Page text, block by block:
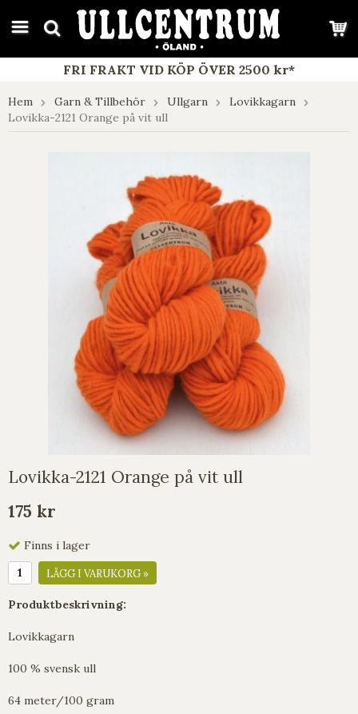
google-site-verification: google7e4b1026db5d9f32.html
FRI FRAKT VID KÖP ÖVER 2500 kr*
Hem Garn & Tillbehör Ullgarn
Lovikkagarn
Lovikka-2121 Orange på vit ull
Lovikka-2121 Orange på vit ull
175 kr
Finns i lager
LÄGG I VARUKORG »
Produktbeskrivning:
Lovikkagarn
100 % svensk ull
64 meter/100 gram